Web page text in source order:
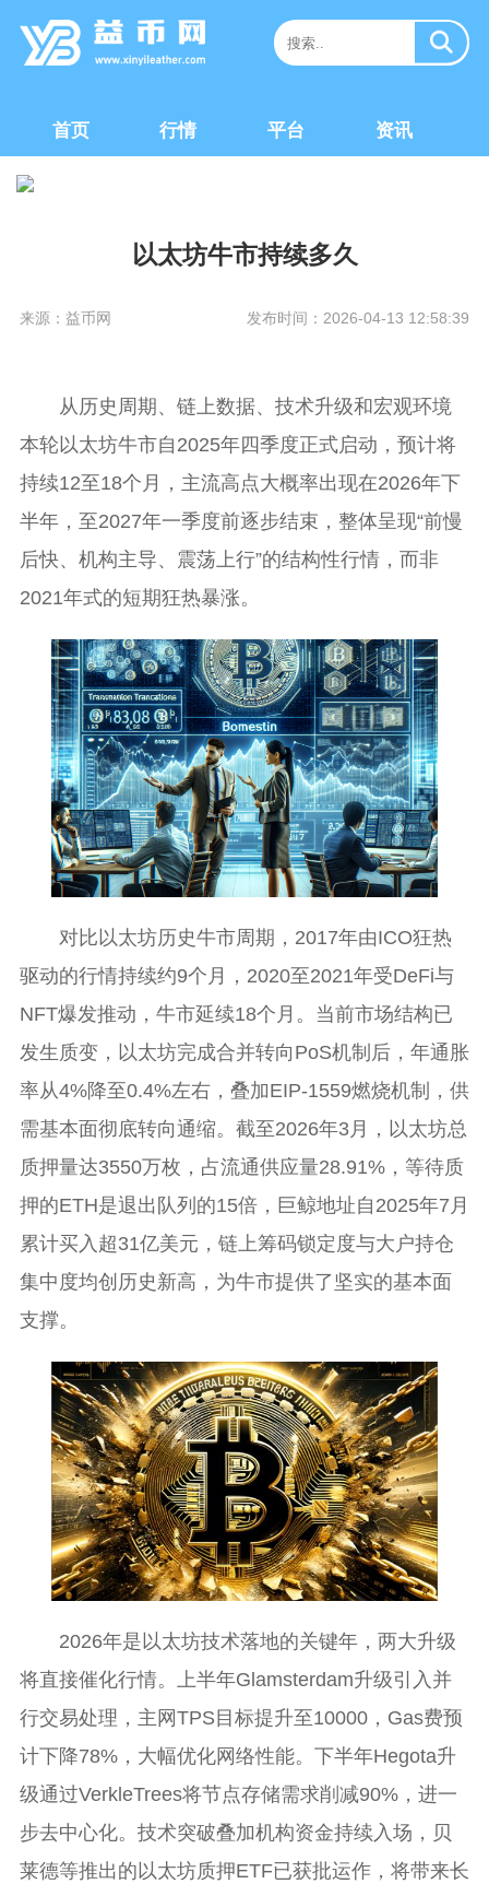
首页 行情 平台 资讯
以太坊牛市持续多久
来源：益币网 发布时间：2026-04-13 12:58:39
从历史周期、链上数据、技术升级和宏观环境
本轮以太坊牛市自2025年四季度正式启动，预计将
持续12至18个月，主流高点大概率出现在2026年下
半年，至2027年一季度前逐步结束，整体呈现“前慢
后快、机构主导、震荡上行”的结构性行情，而非
2021年式的短期狂热暴涨。
对比以太坊历史牛市周期，2017年由ICO狂热
驱动的行情持续约9个月，2020至2021年受DeFi与
NFT爆发推动，牛市延续18个月。当前市场结构已
发生质变，以太坊完成合并转向PoS机制后，年通胀
率从4%降至0.4%左右，叠加EIP-1559燃烧机制，供
需基本面彻底转向通缩。截至2026年3月，以太坊总
质押量达3550万枚，占流通供应量28.91%，等待质
押的ETH是退出队列的15倍，巨鲸地址自2025年7月
累计买入超31亿美元，链上筹码锁定度与大户持仓
集中度均创历史新高，为牛市提供了坚实的基本面
支撑。
2026年是以太坊技术落地的关键年，两大升级
将直接催化行情。上半年Glamsterdam升级引入并
行交易处理，主网TPS目标提升至10000，Gas费预
计下降78%，大幅优化网络性能。下半年Hegota升
级通过VerkleTrees将节点存储需求削减90%，进一
步去中心化。技术突破叠加机构资金持续入场，贝
莱德等推出的以太坊质押ETF已获批运作，将带来长